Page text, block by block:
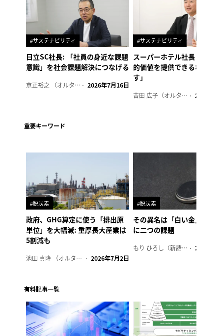
#サステナビリティ
日立SC社長: 「社員の身近な課題
意識」を社会課題解決につなげる
京正裕之 （オルタナ副編集長） 2026年7月16日
#サステナビリティ
スーパーホテル社長「地域
的価値を提供できるホテル
す」
吉田 広子（オルタナ輪番編集長） 2026年6
重要キーワード
#脱炭素
政府、GHG算定に使う「排出原
単位」を大幅減: 重厚長大産業は
5割減も
池田 真隆 （オルタナ輪番編集長） 2026年7月2日
#脱炭素
その異名は「白い金」、リ
に二つの課題
もり ひろし（新語ウォッチャー） 2023年7
有料記事一覧